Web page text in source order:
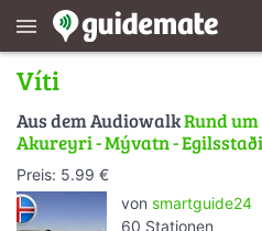
menu
Víti
Aus dem AudiowalkRund
Akureyri - Mývatn -
Preis: 5.99 €
von smartguide24
60 Stationen